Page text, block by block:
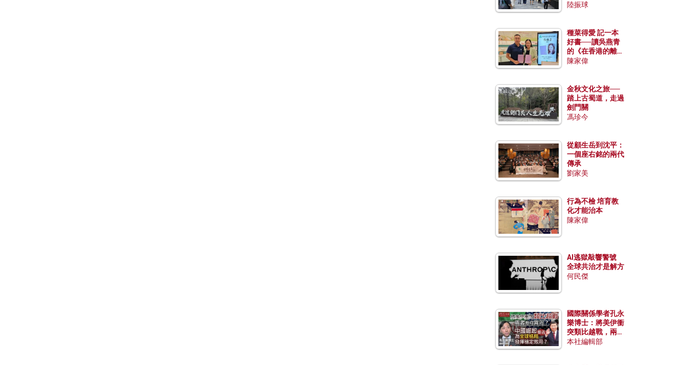
陸振球
種菜得愛 記一本
好書──讀吳燕青
的《在香港的離島
種菜》
陳家偉
金秋文化之旅──
踏上古蜀道，走過
劍門關
馮珍今
從顧生岳到沈平：
一個座右銘的兩代
傳承
劉家美
行為不檢 培育教
化才能治本
陳家偉
AI逃獄敲響警號
全球共治才是解方
何民傑
國際關係學者孔永
樂博士：將美伊衝
突類比越戰，兩者
有何異同？中國崛
本社編輯部